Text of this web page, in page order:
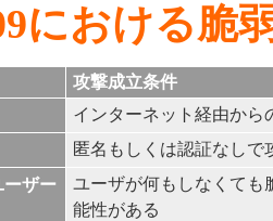
における脆
攻撃成立条件
インターネット経由から
匿名もしくは認証なしで
ザー
ユーザが何もしなくても
能性がある